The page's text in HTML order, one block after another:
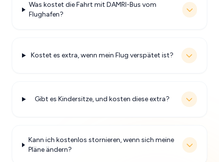
Was kostet die Fahrt mit DAMRI-Bus vom
Flughafen?
Kostet es extra, wenn mein Flug verspätet ist?
Gibt es Kindersitze, und kosten diese extra?
Kann ich kostenlos stornieren, wenn sich meine
Pläne ändern?